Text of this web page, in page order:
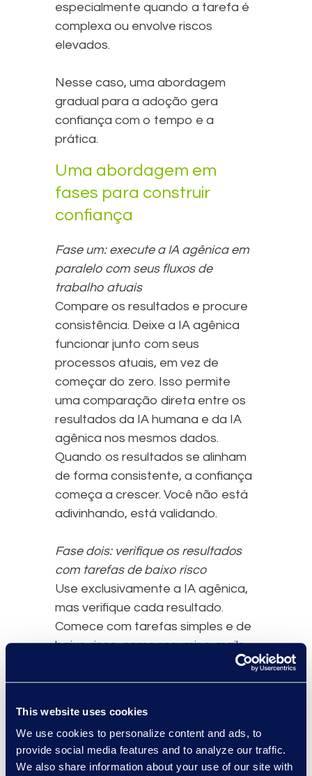
This website uses cookies
We use cookies to personalize content and ads, to
provide social media features and to analyze our traffic.
We also share information about your use of our site with
especialmente quando a tarefa é
complexa ou envolve riscos
elevados.
Nesse caso, uma abordagem
gradual para a adoção gera
confiança com o tempo e a
prática.
Uma abordagem em
fases para construir
confiança
Fase um: execute a IA agênica em
paralelo com seus fluxos de
trabalho atuais
Compare os resultados e procure
consistência. Deixe a IA agênica
funcionar junto com seus
processos atuais, em vez de
começar do zero. Isso permite
uma comparação direta entre os
resultados da IA humana e da IA
agênica nos mesmos dados.
Quando os resultados se alinham
de forma consistente, a confiança
começa a crescer. Você não está
adivinhando, está validando.
Fase dois: verifique os resultados
com tarefas de baixo risco
Use exclusivamente a IA agênica,
mas verifique cada resultado.
Comece com tarefas simples e de
baixo risco, como resumir e-mails,
redigir notas internas ou organizar
o seu dia. Esses casos de uso são
sem introduzir riscos.